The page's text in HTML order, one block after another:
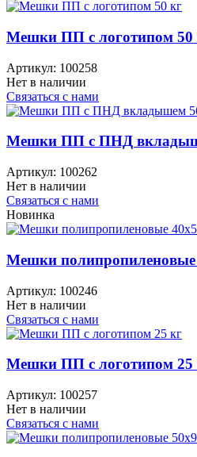
Мешки ПП с логотипом 50
Артикул: 100258
Нет в наличии
Связаться с нами
Мешки ПП с ПНД
Артикул: 100262
Нет в наличии
Связаться с нами
Новинка
Мешки полипропиленовые
Артикул: 100246
Нет в наличии
Связаться с нами
Мешки ПП с логотипом 25
Артикул: 100257
Нет в наличии
Связаться с нами